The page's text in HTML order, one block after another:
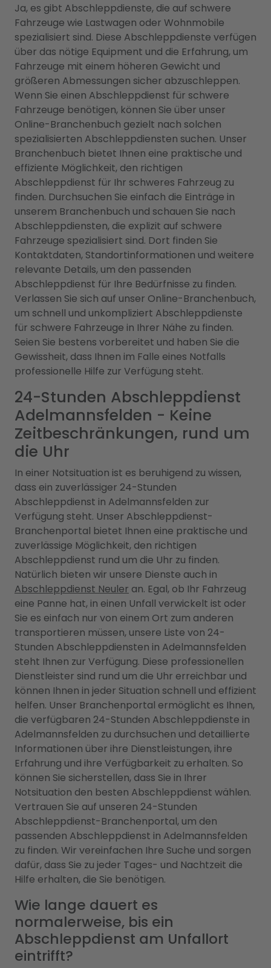
Ja, es gibt Abschleppdienste, die auf schwere
Fahrzeuge wie Lastwagen oder Wohnmobile
spezialisiert sind. Diese Abschleppdienste verfügen
über das nötige Equipment und die Erfahrung, um
Fahrzeuge mit einem höheren Gewicht und
größeren Abmessungen sicher abzuschleppen.
Wenn Sie einen Abschleppdienst für schwere
Fahrzeuge benötigen, können Sie über unser
Online-Branchenbuch gezielt nach solchen
spezialisierten Abschleppdiensten suchen. Unser
Branchenbuch bietet Ihnen eine praktische und
effiziente Möglichkeit, den richtigen
Abschleppdienst für Ihr schweres Fahrzeug zu
finden. Durchsuchen Sie einfach die Einträge in
unserem Branchenbuch und schauen Sie nach
Abschleppdiensten, die explizit auf schwere
Fahrzeuge spezialisiert sind. Dort finden Sie
Kontaktdaten, Standortinformationen und weitere
relevante Details, um den passenden
Abschleppdienst für Ihre Bedürfnisse zu finden.
Verlassen Sie sich auf unser Online-Branchenbuch,
um schnell und unkompliziert Abschleppdienste
für schwere Fahrzeuge in Ihrer Nähe zu finden.
Seien Sie bestens vorbereitet und haben Sie die
Gewissheit, dass Ihnen im Falle eines Notfalls
professionelle Hilfe zur Verfügung steht.
24-Stunden Abschleppdienst
Adelmannsfelden - Keine
Zeitbeschränkungen, rund um
die Uhr
In einer Notsituation ist es beruhigend zu wissen,
dass ein zuverlässiger 24-Stunden
Abschleppdienst in Adelmannsfelden zur
Verfügung steht. Unser Abschleppdienst-
Branchenportal bietet Ihnen eine praktische und
zuverlässige Möglichkeit, den richtigen
Abschleppdienst rund um die Uhr zu finden.
Natürlich bieten wir unsere Dienste auch in
Abschleppdienst Neuler an. Egal, ob Ihr Fahrzeug
eine Panne hat, in einen Unfall verwickelt ist oder
Sie es einfach nur von einem Ort zum anderen
transportieren müssen, unsere Liste von 24-
Stunden Abschleppdiensten in Adelmannsfelden
steht Ihnen zur Verfügung. Diese professionellen
Dienstleister sind rund um die Uhr erreichbar und
können Ihnen in jeder Situation schnell und effizient
helfen. Unser Branchenportal ermöglicht es Ihnen,
die verfügbaren 24-Stunden Abschleppdienste in
Adelmannsfelden zu durchsuchen und detaillierte
Informationen über ihre Dienstleistungen, ihre
Erfahrung und ihre Verfügbarkeit zu erhalten. So
können Sie sicherstellen, dass Sie in Ihrer
Notsituation den besten Abschleppdienst wählen.
Vertrauen Sie auf unseren 24-Stunden
Abschleppdienst-Branchenportal, um den
passenden Abschleppdienst in Adelmannsfelden
zu finden. Wir vereinfachen Ihre Suche und sorgen
dafür, dass Sie zu jeder Tages- und Nachtzeit die
Hilfe erhalten, die Sie benötigen.
Wie lange dauert es
normalerweise, bis ein
Abschleppdienst am Unfallort
eintrifft?